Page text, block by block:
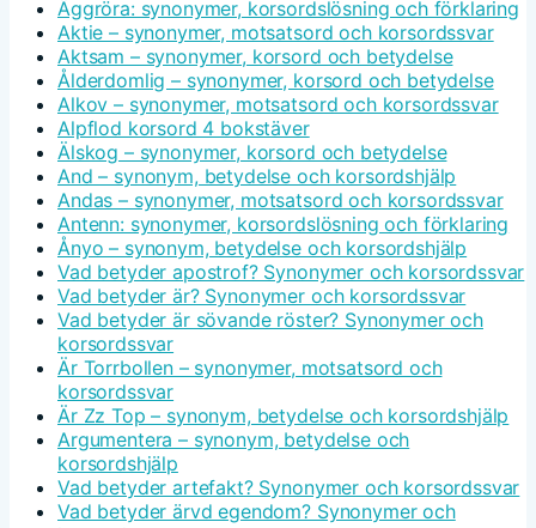
Äggröra: synonymer, korsordslösning och förklaring
Aktie – synonymer, motsatsord och korsordssvar
Aktsam – synonymer, korsord och betydelse
Ålderdomlig – synonymer, korsord och betydelse
Alkov – synonymer, motsatsord och korsordssvar
Alpflod korsord 4 bokstäver
Älskog – synonymer, korsord och betydelse
And – synonym, betydelse och korsordshjälp
Andas – synonymer, motsatsord och korsordssvar
Antenn: synonymer, korsordslösning och förklaring
Ånyo – synonym, betydelse och korsordshjälp
Vad betyder apostrof? Synonymer och korsordssvar
Vad betyder är? Synonymer och korsordssvar
Vad betyder är sövande röster? Synonymer och
korsordssvar
Är Torrbollen – synonymer, motsatsord och
korsordssvar
Är Zz Top – synonym, betydelse och korsordshjälp
Argumentera – synonym, betydelse och
korsordshjälp
Vad betyder artefakt? Synonymer och korsordssvar
Vad betyder ärvd egendom? Synonymer och